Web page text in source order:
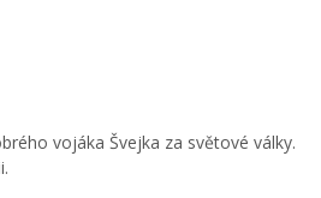
vojáka Švejka za světové války.